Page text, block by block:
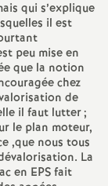
s
d
e
S
qui s’explique
il est
peu mise en
que la notion
chez
de
il faut lutter;
le plan moteur,
,que nous tous
La
en EPS fait